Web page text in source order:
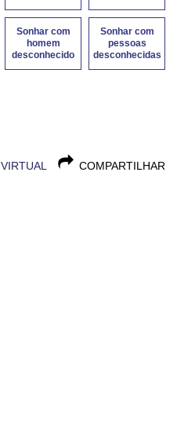
Sonhar com
homem
desconhecido
Sonhar com
pessoas
desconhecidas
COMPARTILHAR